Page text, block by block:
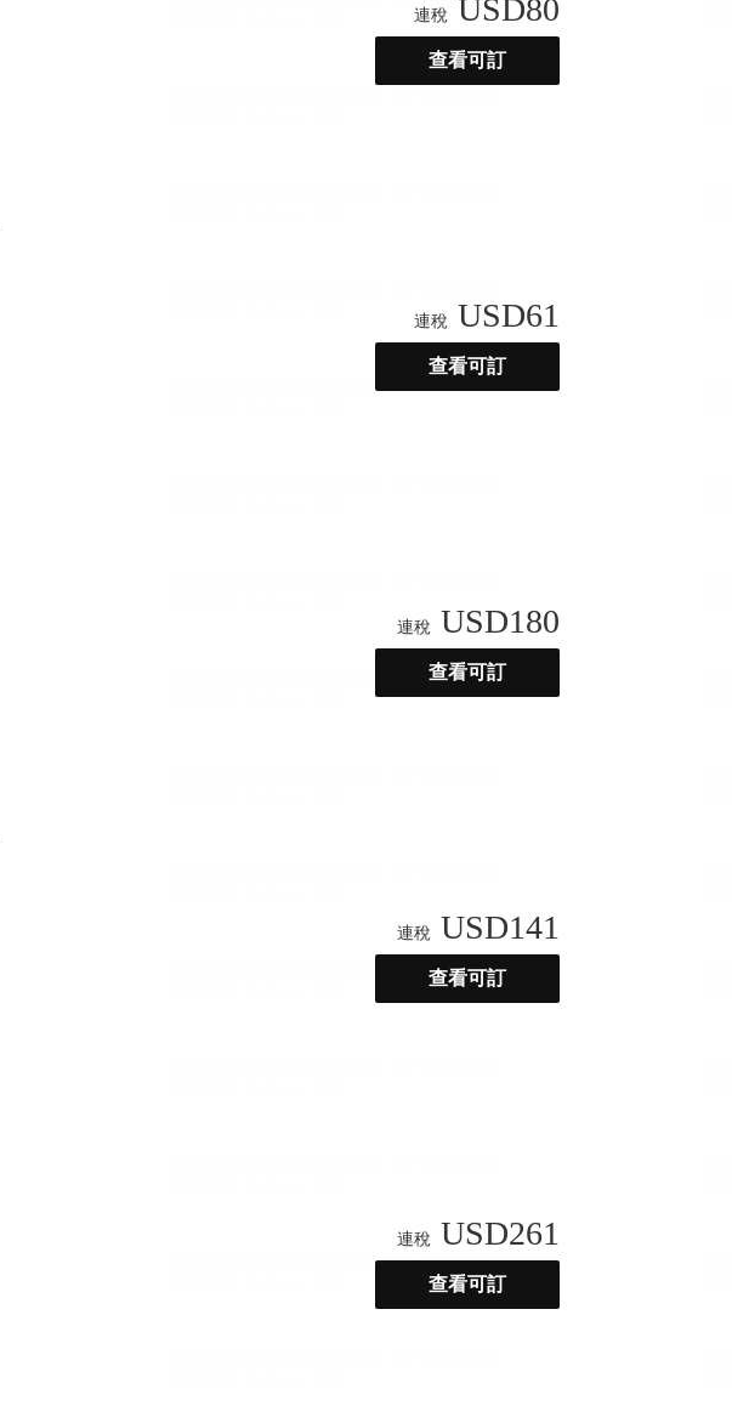
連稅 USD80
查看可訂
連稅 USD61
查看可訂
連稅 USD180
查看可訂
連稅 USD141
查看可訂
連稅 USD261
查看可訂